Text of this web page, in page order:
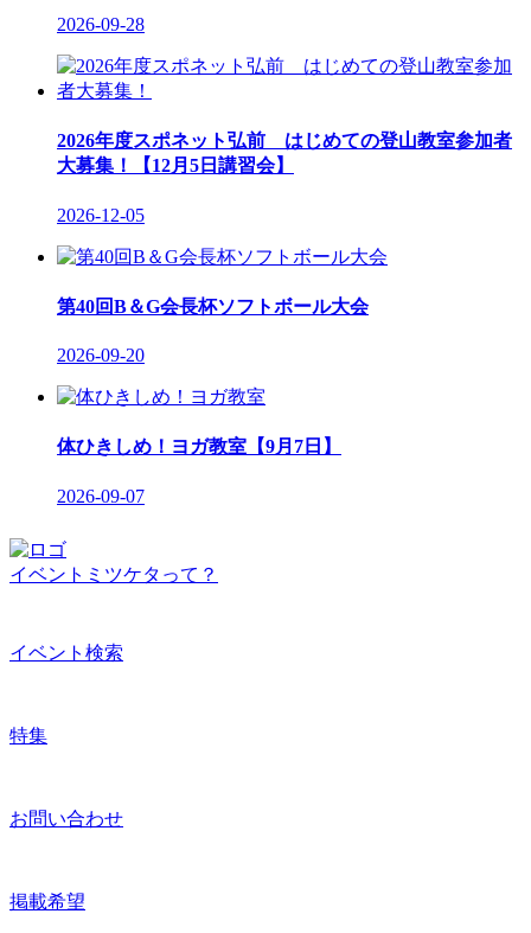
2026-09-28
2026年度スポネット弘前 はじめての登山教室参加者
大募集！【12月5日講習会】
2026-12-05
第40回B＆G会長杯ソフトボール大会
2026-09-20
体ひきしめ！ヨガ教室【9月7日】
2026-09-07
イベントミツケタって？
イベント検索
特集
お問い合わせ
掲載希望